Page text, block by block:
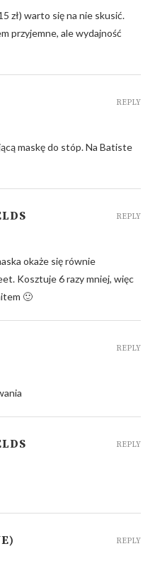
zł) warto się na nie skusić.
przyjemne, ale wydajność
maskę do stóp. Na Batiste
REPLY
okaże się równie
Kosztuje 6 razy mniej, więc
🙂
REPLY
REPLY
REPLY
REPLY